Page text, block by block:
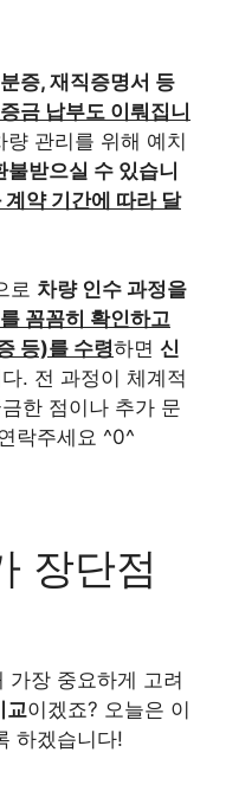
증, 재직증명서 등
금 납부도 이뤄집니
관리를 위해 예치
불받으실 수 있습니
계약 기간에 따라 달
로 차량 인수 과정을
꼼꼼히 확인하고
등)를 수령하면 신
. 전 과정이 체계적
한 점이나 추가 문
락주세요 ^0^
장단점
가장 중요하게 고려
교이겠죠? 오늘은 이
하겠습니다!